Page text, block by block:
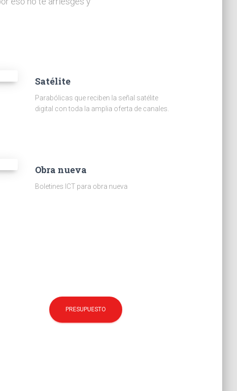
Satélite
Parabólicas que reciben la señal satélite
digital con toda la amplia oferta de canales.
Obra nueva
Boletines ICT para obra nueva
PRESUPUESTO